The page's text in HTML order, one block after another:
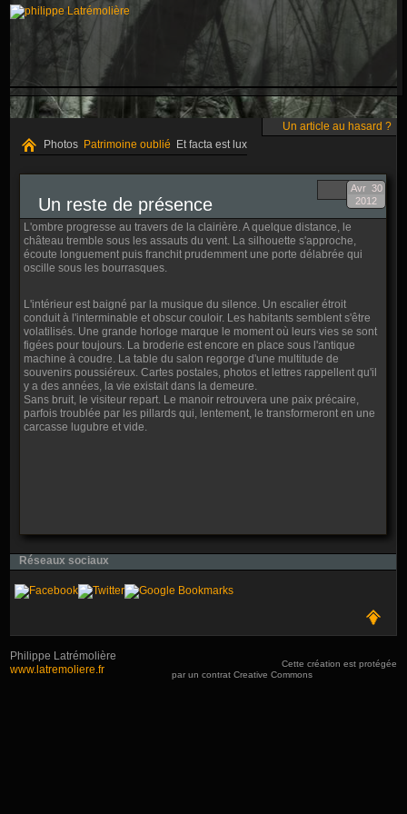
Un article au hasard ?
Photos Patrimoine oublié Et facta est lux
Un reste de présence
30
Avr
2012
L'ombre progresse au travers de la clairière. A quelque distance, le
château tremble sous les assauts du vent. La silhouette s'approche,
écoute longuement puis franchit prudemment une porte délabrée qui
oscille sous les bourrasques.
L'intérieur est baigné par la musique du silence. Un escalier étroit
conduit à l'interminable et obscur couloir. Les habitants semblent s'être
volatilisés. Une grande horloge marque le moment où leurs vies se sont
figées pour toujours. La broderie est encore en place sous l'antique
machine à coudre. La table du salon regorge d'une multitude de
souvenirs poussiéreux. Cartes postales, photos et lettres rappellent qu'il
y a des années, la vie existait dans la demeure.
Sans bruit, le visiteur repart. Le manoir retrouvera une paix précaire,
parfois troublée par les pillards qui, lentement, le transformeront en une
carcasse lugubre et vide.
Réseaux sociaux
Philippe Latrémolière
www.latremoliere.fr
Cette création est protégée
par un contrat Creative Commons